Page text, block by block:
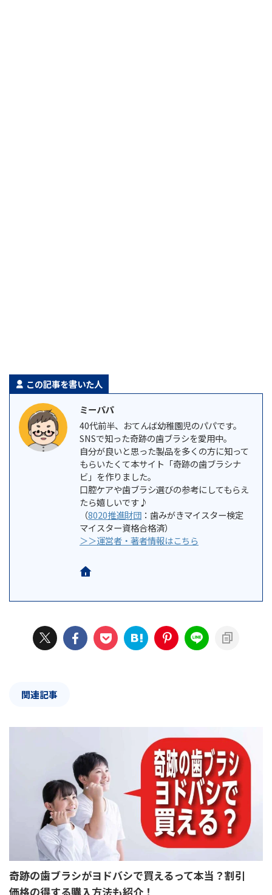
この記事を書いた人
ミーパパ
40代前半、おてんば幼稚園児のパパです。
SNSで知った奇跡の歯ブラシを愛用中。
自分が良いと思った製品を多くの方に知って
もらいたくて本サイト「奇跡の歯ブラシナ
ビ」を作りました。
口腔ケアや歯ブラシ選びの参考にしてもらえ
たら嬉しいです♪
（8020推進財団 ：歯みがきマイスター検定
マイスター資格合格済）
＞＞運営者・著者情報はこちら
関連記事
奇跡の歯ブラシがヨドバシで買えるって本当？割引
価格の得する購入方法も紹介！